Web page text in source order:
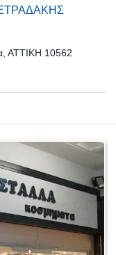
ΑΤΤΙΚΗ 10562